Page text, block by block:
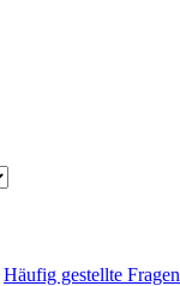
Häufig gestellte Fragen